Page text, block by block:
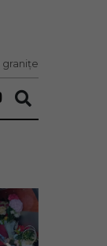
granițe